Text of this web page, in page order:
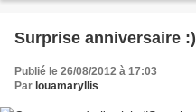
Surprise anniversaire :)
Publié le 26/08/2012 à 17:03
Par louamaryllis